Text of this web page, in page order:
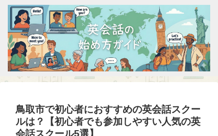
鳥取市で初心者におすすめの英会話スクー
ルは？【初心者でも参加しやすい人気の英
会話スクール5選】